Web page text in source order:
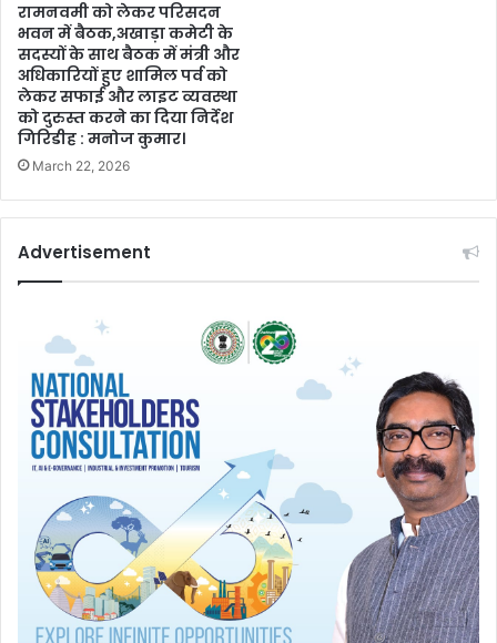
रामनवमी को लेकर परिसदन
भवन में बैठक,अखाड़ा कमेटी के
सदस्यों के साथ बैठक में मंत्री और
अधिकारियों हुए शामिल पर्व को
लेकर सफाई और लाइट व्यवस्था
को दुरुस्त करने का दिया निर्देश
गिरिडीह : मनोज कुमार।
March 22, 2026
Advertisement